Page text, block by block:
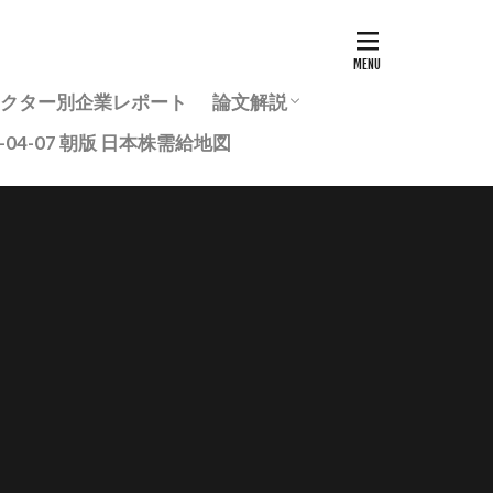
ター別企業レポート 論文解説
投資家のための最新研究論文ま
07 朝版 日本株需給地図